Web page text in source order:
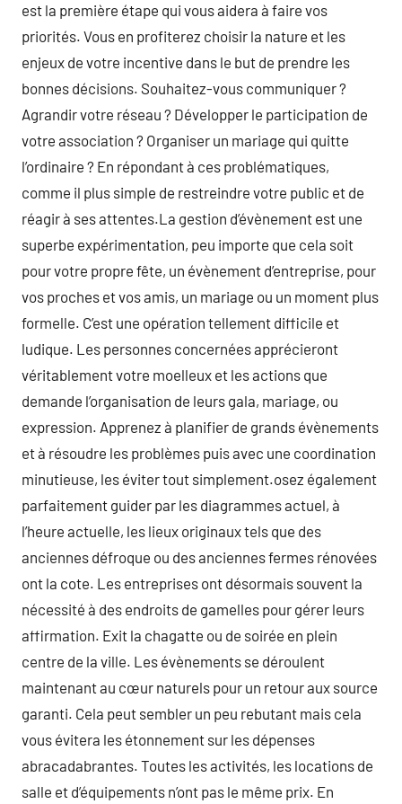
est la première étape qui vous aidera à faire vos
priorités. Vous en profiterez choisir la nature et les
enjeux de votre incentive dans le but de prendre les
bonnes décisions. Souhaitez-vous communiquer ?
Agrandir votre réseau ? Développer le participation de
votre association ? Organiser un mariage qui quitte
l’ordinaire ? En répondant à ces problématiques,
comme il plus simple de restreindre votre public et de
réagir à ses attentes.La gestion d’évènement est une
superbe expérimentation, peu importe que cela soit
pour votre propre fête, un évènement d’entreprise, pour
vos proches et vos amis, un mariage ou un moment plus
formelle. C’est une opération tellement difficile et
ludique. Les personnes concernées apprécieront
véritablement votre moelleux et les actions que
demande l’organisation de leurs gala, mariage, ou
expression. Apprenez à planifier de grands évènements
et à résoudre les problèmes puis avec une coordination
minutieuse, les éviter tout simplement.osez également
parfaitement guider par les diagrammes actuel, à
l’heure actuelle, les lieux originaux tels que des
anciennes défroque ou des anciennes fermes rénovées
ont la cote. Les entreprises ont désormais souvent la
nécessité à des endroits de gamelles pour gérer leurs
affirmation. Exit la chagatte ou de soirée en plein
centre de la ville. Les évènements se déroulent
maintenant au cœur naturels pour un retour aux source
garanti. Cela peut sembler un peu rebutant mais cela
vous évitera les étonnement sur les dépenses
abracadabrantes. Toutes les activités, les locations de
salle et d’équipements n’ont pas le même prix. En